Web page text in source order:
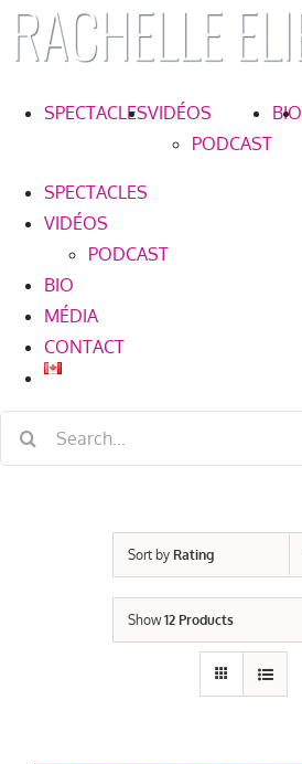
Skip
SPECTACLESVIDÉOS
PODCAST
BIO
SPECTACLES
VIDÉOS
PODCAST
BIO
MÉDIA
CONTACT
Search
Sort by Rating
Show12 Products